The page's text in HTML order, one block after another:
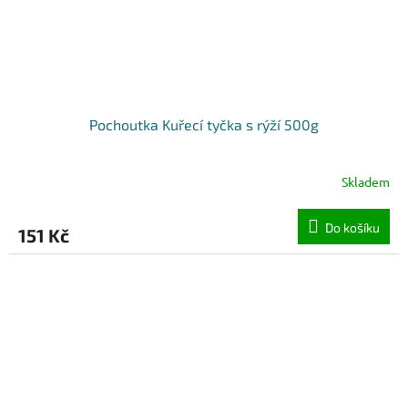
Pochoutka Kuřecí tyčka s rýží 500g
Skladem
151 Kč Do košíku